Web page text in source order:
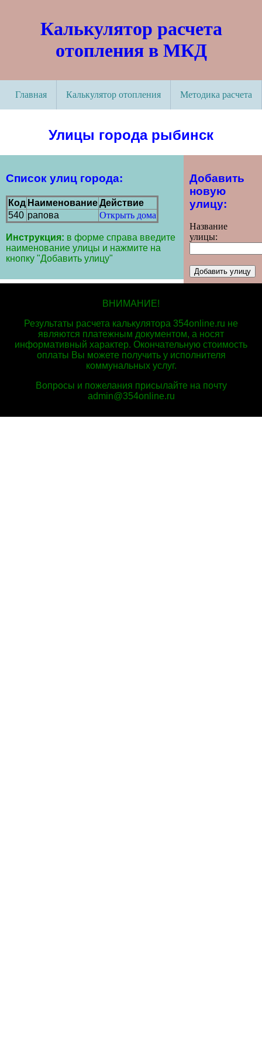
Калькулятор расчета
отопления в МКД
Главная Калькулятор отопления Методика расчета
Улицы города рыбинск
Список улиц города:
Код НаименованиеДействие
540 рапова Открыть дома
Инструкция: в форме справа введите
наименование улицы и нажмите на
кнопку "Добавить улицу"
Добавить
новую
улицу:
Название
улицы:
ВНИМАНИЕ!
Результаты расчета калькулятора 354online.ru не
являются платежным документом, а носят
информативный характер. Окончательную стоимость
оплаты Вы можете получить у исполнителя
коммунальных услуг.
Вопросы и пожелания присылайте на почту
admin@354online.ru